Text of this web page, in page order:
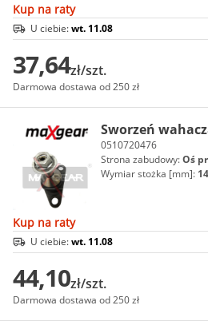
Kup na raty
U ciebie:wt. 11.08
37,64zł/szt.
Darmowa dostawa od 250 zł
Sworzeń
0510720476
Strona zabudowy:Oś
Wymiar stożka [mm]:
Kup na raty
U ciebie:wt. 11.08
44,10zł/szt.
Darmowa dostawa od 250 zł